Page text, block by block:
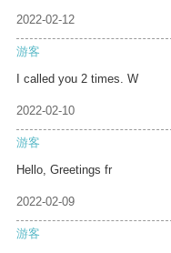
2022-02-12
游客
I called you 2 times. W
2022-02-10
游客
Hello, Greetings fr
2022-02-09
游客